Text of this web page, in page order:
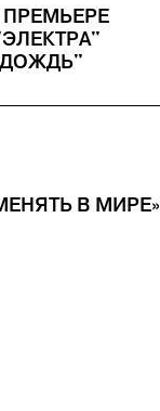
В МИРЕ»